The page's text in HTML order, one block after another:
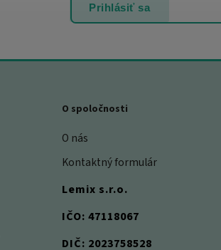
O spoločnosti
O nás
Kontaktný formulár
Lemix s.r.o.
IČO: 47118067
DIČ: 2023758528
Prihlásiť sa